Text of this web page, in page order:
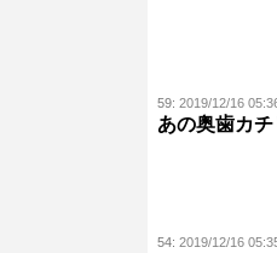
59: 2019/12/16
あの奥歯カ
54: 2019/12/16